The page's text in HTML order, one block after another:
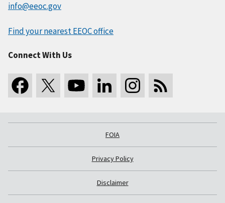
info@eeoc.gov
Find your nearest EEOC office
Connect With Us
FOIA
Privacy Policy
Disclaimer